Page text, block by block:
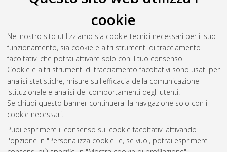
cookie
Nel nostro sito utilizziamo sia cookie tecnici necessari per il suo
funzionamento, sia cookie e altri strumenti di tracciamento
facoltativi che potrai attivare solo con il tuo consenso.
Cookie e altri strumenti di tracciamento facoltativi sono usati per
analisi statistiche, misure sull'efficacia della comunicazione
istituzionale e analisi dei comportamenti degli utenti.
Se chiudi questo banner continuerai la navigazione solo con i
cookie necessari.
Puoi esprimere il consenso sui cookie facoltativi attivando
l'opzione in "Personalizza cookie" e, se vuoi, potrai esprimere
Gestione del documento:
Atom
Rss 1.0